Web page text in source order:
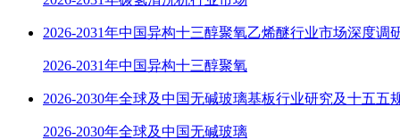
2026-2031年中国异构十三醇聚氧乙烯醚行业市场深度调
2026-2031年中国异构十三醇聚氧
2026-2030年全球及中国无碱玻璃基板行业研究及十五五
2026-2030年全球及中国无碱玻璃